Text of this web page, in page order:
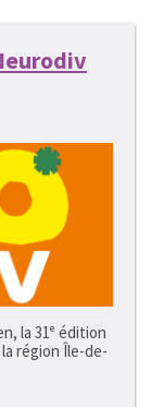
la 31ᵉ édition
région Île-de-